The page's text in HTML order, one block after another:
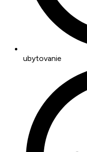
ubytovanie